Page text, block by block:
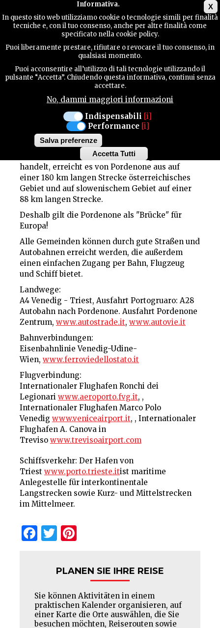
X
Informativa.
In questo sito web utilizziamo cookie o tecnologie simili per finalità
tecniche e, con il tuo consenso, anche per altre finalità come
specificato nella cookie policy.
Puoi liberamente prestare, rifiutare o revocare il tuo consenso, in
qualsiasi momento.
Puoi acconsentire all’utilizzo di tali tecnologie utilizzando il
pulsante “Accetta”. Chiudendo questa informativa, continui senza
accettare.
No, dammi maggiori informazioni
Indispensabili [i]
Performance [i]
Salva preferenze
Accetta Tutti
Withdraw
consent
TERRITORIUM
KONTAKTE
TERRITORIUM
Pordenone ist das westlichste Gebiet der
Autonomen Region Friaul-Julisch Venetien.
Vom orographischen Gesichtspunkt aus
gesehen, ist das Gebiet klar in drei Streifen
aufgeteilt: im Norden ein großer
Gebirgsbereich, in der Mitte ein Hügelbereich
Die Gesamtfläche beträgt 2.273 km², das
entspricht 29% der regionalen Fläche und ist in
51 Gemeinden aufgeteilt.
Obwohl es sich nicht um ein Grenzgebiet
handelt, erreicht es von Pordenone aus auf
einer 180 km langen Strecke österreichisches
Gebiet und auf slowenischem Gebiet auf einer
88 km langen Strecke.
Deshalb gilt die Pordenone als "Brücke" für
Europa!
Alle Gemeinden können durch gute Straßen und
Autobahnen erreicht werden, die außerdem
einen einfachen Zugang per Bahn, Flugzeug
und Schiff bietet.
Landwege:
A4 Venedig - Triest, Ausfahrt Portogruaro: A28
Autobahn nach Pordenone. Ausfahrt Pordenone
Zentrum, www.autostrade.it, www.autovie.it
Bahnverbindungen:
Eisenbahnlinie Venedig-Udine-
Wien, www.ferroviedellostato.it
Flugverbindung:
Internationaler Flughafen Ronchi dei
Legionari www.aeroporto.fvg.it, ,
Internationaler Flughafen Marco Polo
Venedig www.veniceairport.it, , Internationaler
Flughafen A. Canova in
Treviso www.trevisoairport.com
Schiffsverkehr: Der Hafen von
Triest www.porto.trieste.itist maritime
Anlegestelle für interkontinentale
Langstrecken sowie Kurz- und Mittelstrecken
im Mittelmeer.
Facebook
Twitter
PLANEN SIE IHRE REISE
Sie können Aktivitäten in einem
praktischen Kalender organisieren, auf
einer Karte die Orte auswählen, die Sie
besuchen möchten, Reiserouten sowie